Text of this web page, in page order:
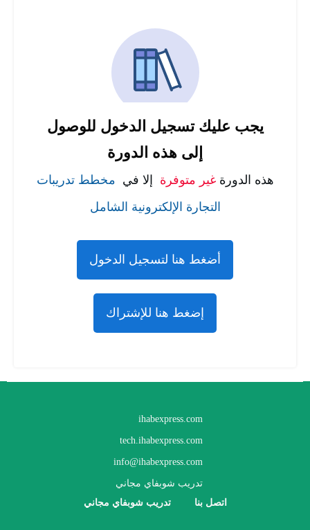
يجب عليك تسجيل الدخول للوصول
إلى هذه الدورة
هذه الدورةغير متوفرة إلا في مخطط تدريبات
التجارة الإلكترونية الشامل
أضغط هنا لتسجيل الدخول
إضغط هنا للإشتراك
ihabexpress.com
tech.ihabexpress.com
info@ihabexpress.com
تدريب شوبفاي مجاني
اتصل بنا تدريب شوبفاي مجاني